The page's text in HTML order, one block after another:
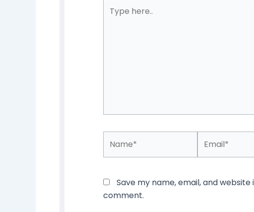
here..
Save my name, email, and
comment.